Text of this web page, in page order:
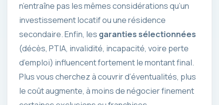
n’entraîne pas les mêmes considérations qu’un
investissement locatif ou une résidence
secondaire. Enfin, les garanties sélectionnées
(décès, PTIA, invalidité, incapacité, voire perte
d’emploi) influencent fortement le montant final.
Plus vous cherchez à couvrir d’éventualités, plus
le coût augmente, à moins de négocier finement